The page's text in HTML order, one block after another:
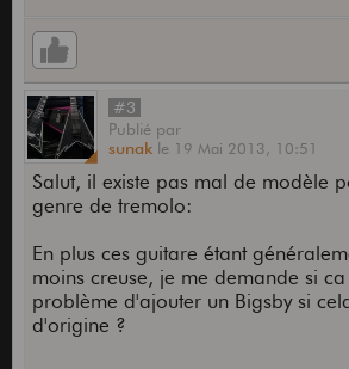
#3
Publié par
sunak le 19 Mai 2013, 10:51
Salut, il existe pas mal de modèle
genre de tremolo:
En plus ces guitare étant
moins creuse, je me demande si
problème d'ajouter un Bigsby si
d'origine ?